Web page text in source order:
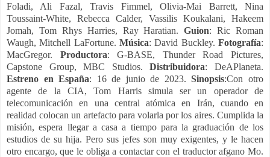
Foladi, Ali Fazal, Travis Fimmel, Olivia-Mai Barrett, Nina
Toussaint-White, Rebecca Calder, Vassilis Koukalani, Hakeem
Jomah, Tom Rhys Harries, Ray Haratian.Guion: Ric Roman
Waugh, Mitchell LaFortune. Música: David Buckley. Fotografía:
MacGregor. Productora: G-BASE, Thunder Road Pictures,
Capstone Group, MBC Studios.Distribuidora: DeAPlaneta.
Estreno en España: 16 de junio de 2023.Sinopsis:Con otro
agente de la CIA, Tom Harris simula ser un operador de
telecomunicación en una central atómica en Irán, cuando en
realidad colocan un artefacto para volarla por los aires. Cumplida la
misión, espera llegar a casa a tiempo para la graduación de los
estudios de su hija. Pero sus jefes son muy exigentes, y le hacen
otro encargo, que le obliga a contactar con el traductor afgano Mo.